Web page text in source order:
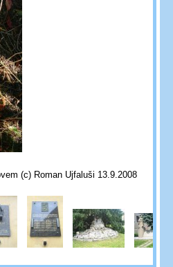
(c) Roman Ujfaluši 13.9.2008